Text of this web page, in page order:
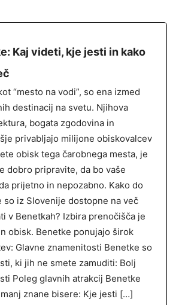
Kaj videti, kje jesti in kako
“mesto na vodi”, so ena izmed
destinacij na svetu. Njihova
bogata zgodovina in
privabljajo milijone obiskovalcev
obisk tega čarobnega mesta, je
dobro pripravite, da bo vaše
prijetno in nepozabno.​ Kako do
so iz Slovenije dostopne na več
v Benetkah? Izbira prenočišča je
obisk. Benetke ponujajo širok
Glavne znamenitosti Benetke so
ki jih ne smete zamuditi:​ Bolj
Poleg glavnih atrakcij Benetke
znane bisere:​ Kje jesti […]